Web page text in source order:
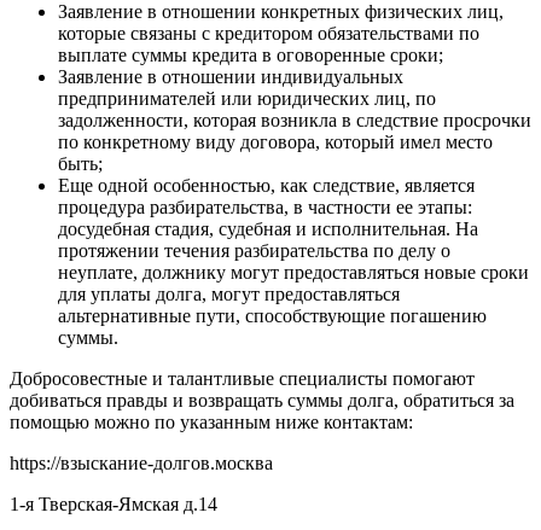
Заявление в отношении конкретных физических лиц,
которые связаны с кредитором обязательствами по
выплате суммы кредита в оговоренные сроки;
Заявление в отношении индивидуальных
предпринимателей или юридических лиц, по
задолженности, которая возникла в следствие просрочки
по конкретному виду договора, который имел место
быть;
Еще одной особенностью, как следствие, является
процедура разбирательства, в частности ее этапы:
досудебная стадия, судебная и исполнительная. На
протяжении течения разбирательства по делу о
неуплате, должнику могут предоставляться новые сроки
для уплаты долга, могут предоставляться
альтернативные пути, способствующие погашению
суммы.
Добросовестные и талантливые специалисты помогают
добиваться правды и возвращать суммы долга, обратиться за
помощью можно по указанным ниже контактам:
https://взыскание-долгов.москва
1-я Тверская-Ямская д.14